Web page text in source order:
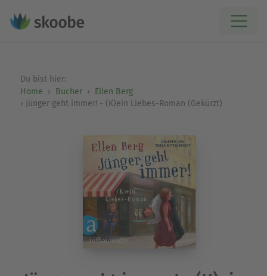
Du bist hier:
Home
Bücher
Ellen Berg
Jünger geht immer! - (K)ein Liebes-Roman (Gekürzt)